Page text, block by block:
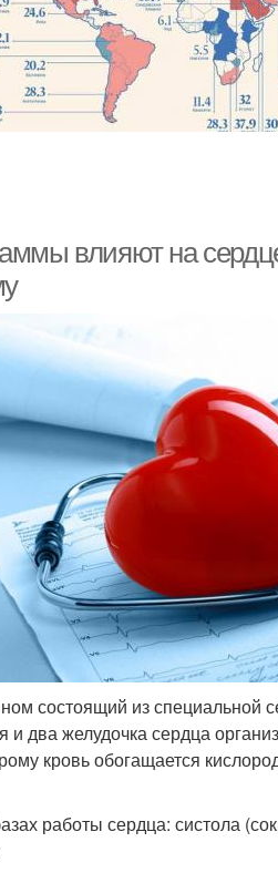
влияют на
состоящий из специальной
и два желудочка сердца
кровь обогащается
работы сердца: систола